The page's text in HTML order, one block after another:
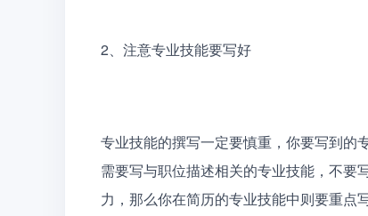
2、 注意专业技能要写好
专业技能的撰写一定要慎重，你要写到的
需要写与职位描述相关的专业技能，不要
力，那么你在简历的专业技能中则要重点